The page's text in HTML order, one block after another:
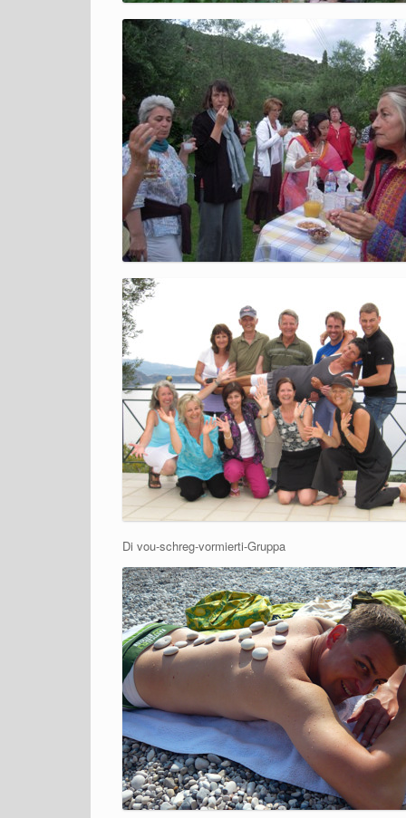
Di vou-schreg-vormierti-Gruppa